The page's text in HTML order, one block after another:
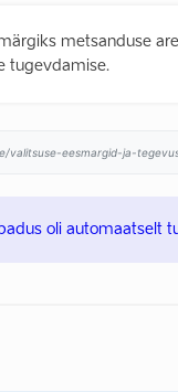
metsanduse
tugevdamise.
valitsuse-eesmargid-ja-
oli automaatselt